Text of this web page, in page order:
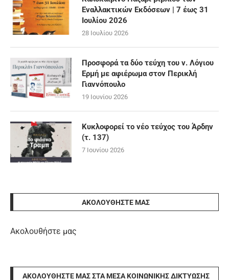
Εναλλακτικών Εκδόσεων | 7 έως 31
Ιουλίου 2026
28 Ιουλίου 2026
Προσφορά τα δύο τεύχη του ν. Λόγιου
Ερμή με αφιέρωμα στον Περικλή
Γιαννόπουλο
19 Ιουνίου 2026
Κυκλοφορεί το νέο τεύχος του Άρδην
(τ. 137)
7 Ιουνίου 2026
ΑΚΟΛΟΥΘΉΣΤΕ ΜΑΣ
Ακολουθήστε μας
ΑΚΟΛΟΥΘΉΣΤΕ ΜΑΣ ΣΤΑ ΜΈΣΑ ΚΟΙΝΩΝΙΚΉΣ ΔΙΚΤΎΩΣΗΣ